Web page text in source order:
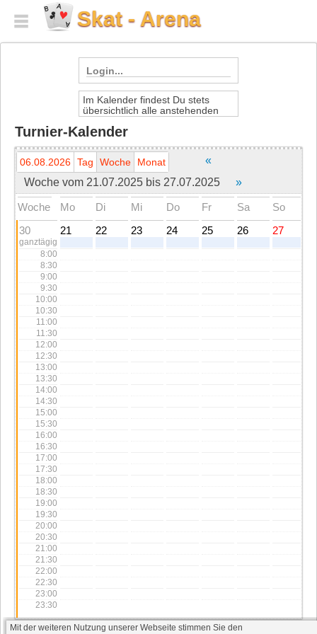
Skat - Arena
Login...
Dein Spielername
Dein Passwort
Neu anmelden
Im Kalender findest Du stets
übersichtlich alle anstehenden
Durch Klick auf den einzelenen
Einzelheiten.
Die Anmeldung zu den Turnieren
erfolgt direkt in der Lobby der
Skat-Arena.
Turnier-Kalender
06.08.2026 Tag Woche Monat
«
Woche vom 21.07.2025 bis 27.07.2025
»
Woche Mo Di Mi Do Fr Sa
So
30
ganztägig
8:00
8:30
9:00
9:30
10:00
10:30
11:00
11:30
12:00
12:30
13:00
13:30
14:00
14:30
15:00
15:30
16:00
16:30
17:00
17:30
18:00
18:30
19:00
19:30
20:00
20:30
21:00
21:30
22:00
22:30
23:00
23:30
21 22 23 24 25 26 27
Mit der weiteren Nutzung unserer Webseite stimmen Sie den